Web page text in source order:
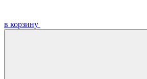
в корзину